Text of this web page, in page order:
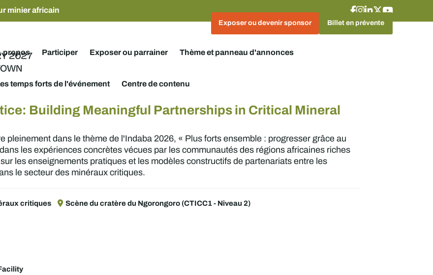
minier africain
Exposer ou devenir sponsor Billet en prévente
propos Participer Exposer ou parrainer Thème et panneau d'annonces
temps forts de l'événement Centre de contenu
Building Meaningful Partnerships in Critical Mineral
pleinement dans le thème de l'Indaba 2026, « Plus forts ensemble : progresser grâce au
les expériences concrètes vécues par les communautés des régions africaines riches
les enseignements pratiques et les modèles constructifs de partenariats entre les
le secteur des minéraux critiques.
critiques
Scène du cratère du Ngorongoro (CTICC1 - Niveau 2)